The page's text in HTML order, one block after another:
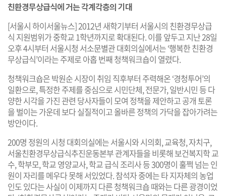
친환경무상급식에 거는 각계각층의 기대
[서울시 하이서울뉴스] 2012년 새학기부터 서울시의 친환경무상급
식 지원범위가 중학교 1학년까지로 확대된다. 이를 앞두고 지난 28일
오후 4시부터 서울시청 서소문별관 대회의실에서는 ‘행복한 친환경
무상급식’이라는 주제로 아홉 번째 청책워크숍이 열렸다.
청책워크숍은 박원순 시장이 취임 직후부터 주력해온 ‘경청투어’의
일환으로, 특정한 주제를 중심으로 시민단체, 전문가, 일반시민 등 다
양한 시각을 가진 관련 당사자들이 모여 정책을 제안하고 공개 토론
을 벌이는 가운데 보다 실질적이고 올바른 정책의 가닥을 잡아가려는
방안이다.
200명 정원의 시청 대회의실에는 서울시와 시의회, 교육청, 자치구,
서울친환경무상급식추진운동본부 관계자들을 비롯해 보건복지학 교
수, 학부모, 학교 영양교사, 학교 급식 조리사 등 300명이 훌쩍 넘는 인
원이 자리를 메우다 못해 서있었다. 참석자 중에는 타 지자체의 농업
인도 있다는 사실이 이제까지 다른 청책워크숍 때와는 다른 광경이었